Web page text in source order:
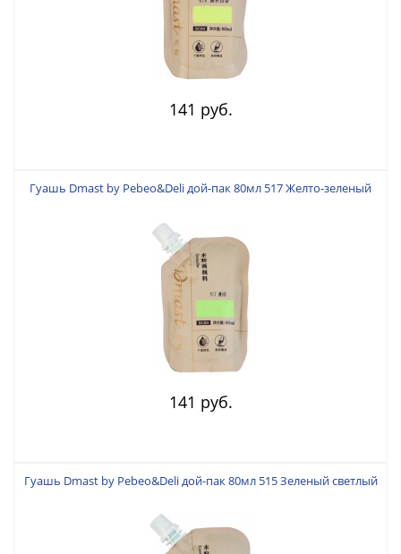
141 руб.
Гуашь Dmast by Pebeo&Deli дой-пак 80мл 517 Желто-зеленый
141 руб.
Гуашь Dmast by Pebeo&Deli дой-пак 80мл 515 Зеленый светлый